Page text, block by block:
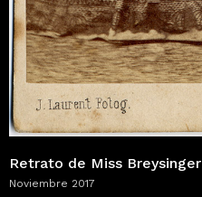
Retrato de Miss Breysinger
Noviembre 2017